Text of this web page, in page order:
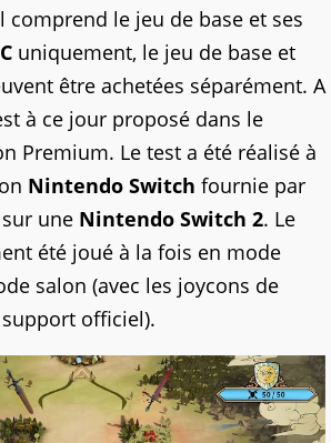
comprend le jeu de base et ses
uniquement, le jeu de base et
être achetées séparément. A
à ce jour proposé dans le
Premium. Le test a été réalisé à
Nintendo Switch fournie par
une Nintendo Switch 2. Le
été joué à la fois en mode
salon (avec les joycons de
officiel).